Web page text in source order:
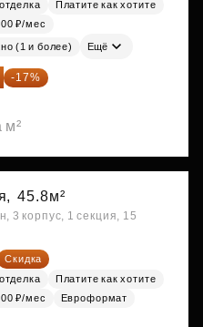
Платите как хотите
₽/мес
(1 и более) Ещё
-17%
м²
45.8м²
3 корпус, 1 секция, 15
Скидка
Платите как хотите
₽/мес
Евроформат